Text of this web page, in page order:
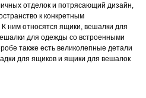
отделок и потрясающий дизайн,
к конкретным
ним относятся ящики, вешалки для
для одежды со встроенными
также есть великолепные детали
для ящиков и ящики для вешалок